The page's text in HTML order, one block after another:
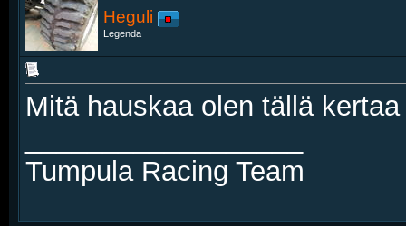
Heguli
Legenda
Mitä hauskaa olen tällä
Tumpula Racing Team